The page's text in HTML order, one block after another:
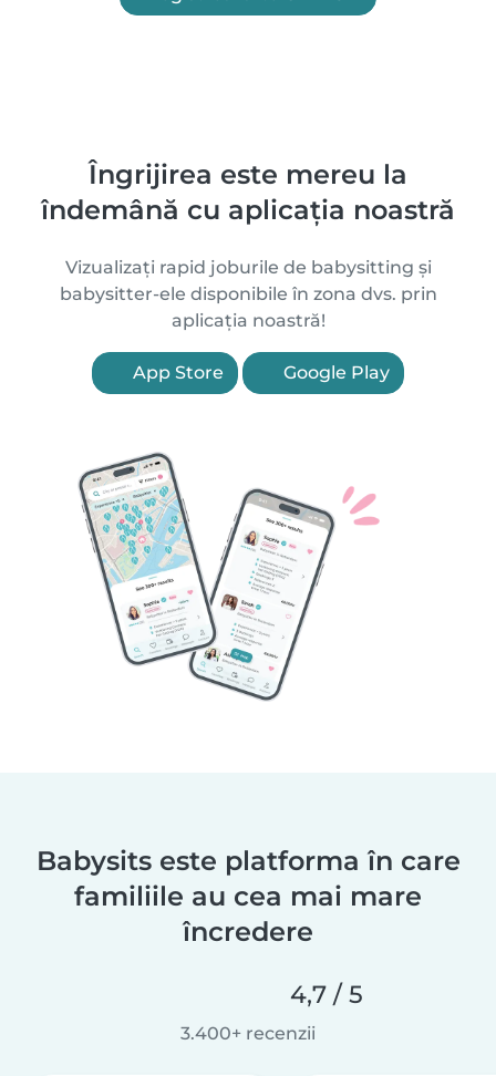
Îngrijirea este mereu la
îndemână cu aplicația noastră
Vizualizați rapid joburile de babysitting și
babysitter-ele disponibile în zona dvs. prin
aplicația noastră!
App Store Google Play
Babysits este platforma în care
familiile au cea mai mare
încredere
4,7 / 5
3.400+ recenzii